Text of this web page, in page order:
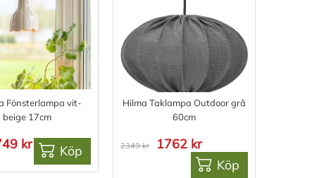
Fönsterlampa vit-
beige 17cm
kr Köp
Hilma Taklampa Outdoor grå
60cm
2349 kr
1762 kr
Köp